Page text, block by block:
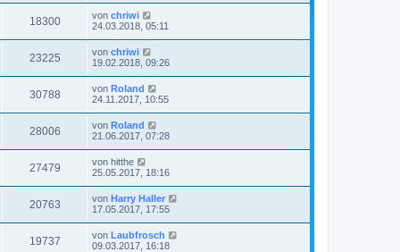
18300 von chriwi
24.03.2018, 05:11
23225 von chriwi
19.02.2018, 09:26
30788 von Roland
24.11.2017, 10:55
28006 von Roland
21.06.2017, 07:28
27479 von hitthe
25.05.2017, 18:16
20763 von Harry Haller
17.05.2017, 17:55
19737 von Laubfrosch
09.03.2017, 16:18